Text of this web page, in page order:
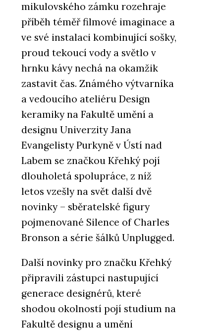
mikulovského zámku rozehraje
příběh téměř filmové imaginace a
ve své instalaci kombinující sošky,
proud tekoucí vody a světlo v
hrnku kávy nechá na okamžik
zastavit čas. Známého výtvarníka
a vedoucího ateliéru Design
keramiky na Fakultě umění a
designu Univerzity Jana
Evangelisty Purkyně v Ústí nad
Labem se značkou Křehký pojí
dlouholetá spolupráce, z níž
letos vzešly na svět další dvě
novinky – sběratelské figury
pojmenované Silence of Charles
Bronson a série šálků Unplugged.
Další novinky pro značku Křehký
připravili zástupci nastupující
generace designérů, které
shodou okolností pojí studium na
Fakultě designu a umění